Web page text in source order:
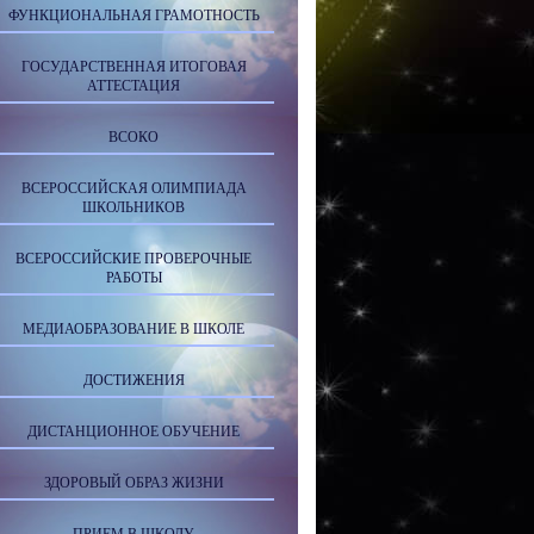
ФУНКЦИОНАЛЬНАЯ ГРАМОТНОСТЬ
ГОСУДАРСТВЕННАЯ ИТОГОВАЯ
АТТЕСТАЦИЯ
ВСОКО
ВСЕРОССИЙСКАЯ ОЛИМПИАДА
ШКОЛЬНИКОВ
ВСЕРОССИЙСКИЕ ПРОВЕРОЧНЫЕ
РАБОТЫ
МЕДИАОБРАЗОВАНИЕ В ШКОЛЕ
ДОСТИЖЕНИЯ
ДИСТАНЦИОННОЕ ОБУЧЕНИЕ
ЗДОРОВЫЙ ОБРАЗ ЖИЗНИ